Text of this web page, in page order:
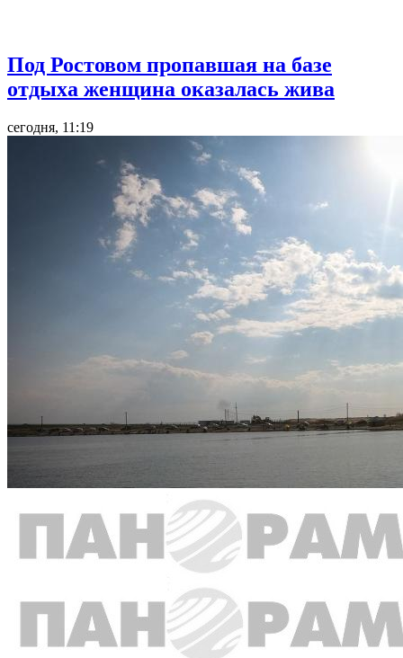
Под Ростовом пропавшая на базе
отдыха женщина оказалась жива
сегодня, 11:19